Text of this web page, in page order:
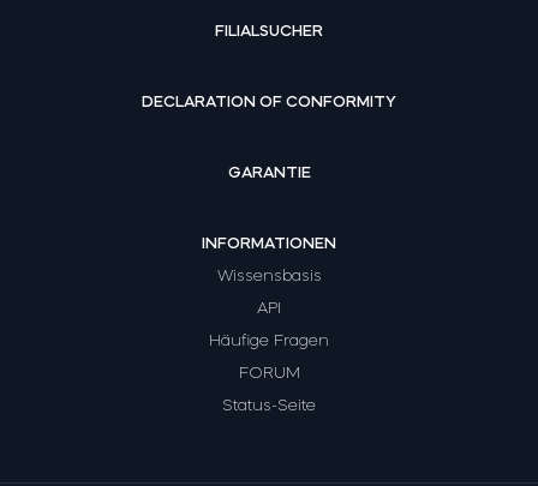
FILIALSUCHER
DECLARATION OF CONFORMITY
GARANTIE
INFORMATIONEN
Wissensbasis
API
Häufige Fragen
FORUM
Status-Seite